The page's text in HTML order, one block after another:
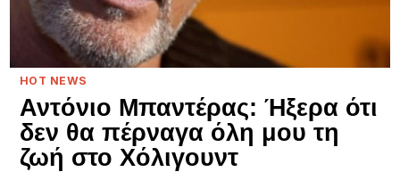
HOT NEWS
Αντόνιο Μπαντέρας: Ήξερα ότι
δεν θα πέρναγα όλη μου τη
ζωή στο Χόλιγουντ